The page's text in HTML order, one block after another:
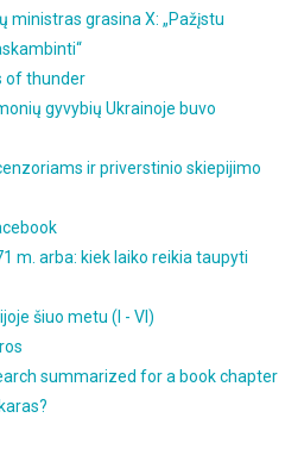
ministras grasina X: „Pažįstu
of thunder
gyvybių Ukrainoje buvo
ir priverstinio skiepijimo
m. arba: kiek laiko reikia taupyti
šiuo metu (I - VI)
summarized for a book chapter